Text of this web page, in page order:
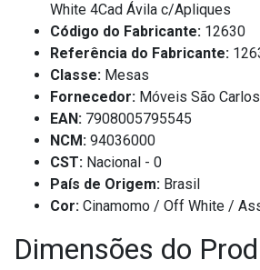
White 4Cad Ávila c/Apliques
Código do Fabricante: 12630
Referência do Fabricante:
Classe: Mesas
Fornecedor: Móveis São Carlos
EAN: 7908005795545
NCM: 94036000
CST: Nacional - 0
País de Origem: Brasil
Cor: Cinamomo / Off White /
Dimensões do